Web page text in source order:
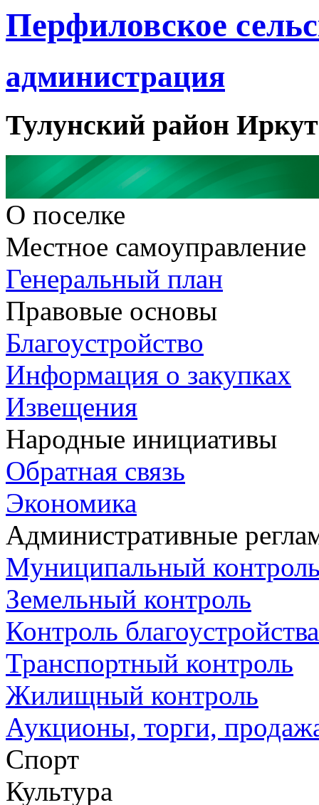
Перфиловское
администрация
Тулунский район
О поселке
Местное самоуправление
Генеральный план
Правовые основы
Благоустройство
Информация о закупках
Извещения
Народные инициативы
Обратная связь
Экономика
Административные
Муниципальный
Земельный контроль
Контроль благоустройства
Транспортный контроль
Жилищный контроль
Аукционы, торги,
Спорт
Культура